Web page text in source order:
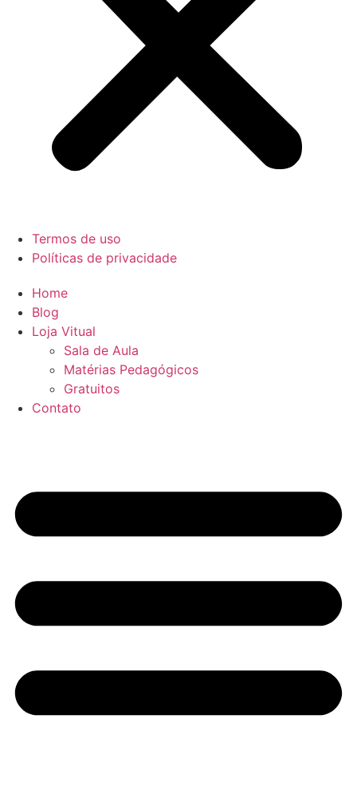
Termos de uso
Políticas de privacidade
Home
Blog
Loja Vitual
Sala de Aula
Matérias Pedagógicos
Gratuitos
Contato